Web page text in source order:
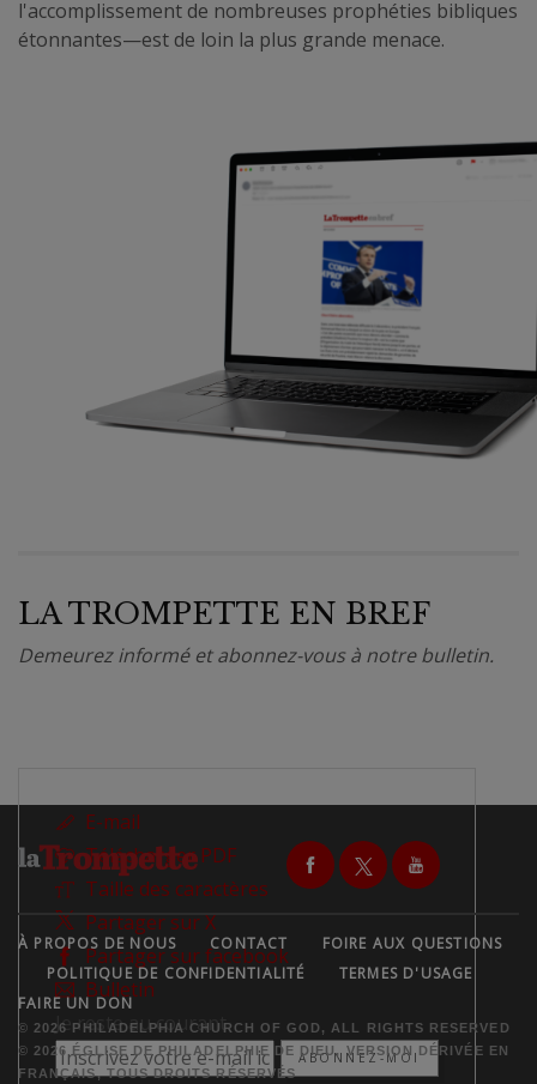
l'accomplissement de nombreuses prophéties bibliques
étonnantes—est de loin la plus grande menace.
LA TROMPETTE EN BREF
Demeurez informé et abonnez-vous à notre bulletin.
E-mail
Télécharger PDF
Taille des caractères
Partager sur X
Partager sur facebook
Bulletin
Je reste au courant
ABONNEZ-MOI
À PROPOS DE NOUS CONTACT
FOIRE AUX QUESTIONS
POLITIQUE DE CONFIDENTIALITÉ
TERMES D'USAGE
FAIRE UN DON
© 2026 PHILADELPHIA CHURCH OF GOD, ALL RIGHTS RESERVED
© 2026 ÉGLISE DE PHILADELPHIE DE DIEU, VERSION DÉRIVÉE EN
FRANÇAIS, TOUS DROITS RÉSERVÉS